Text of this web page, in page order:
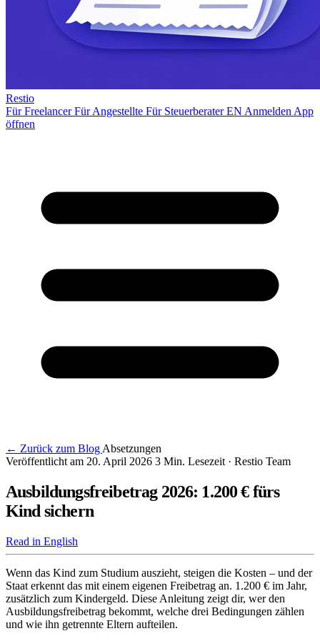
Restio
Für FreelancerFür Angestellte Für SteuerberaterEN Anmelden App
öffnen
← Zurück zum Blog Absetzungen
Veröffentlicht am 20. April 2026 3 Min. Lesezeit · Restio Team
Ausbildungsfreibetrag 2026: 1.200 € fürs
Kind sichern
Read in English
Wenn das Kind zum Studium auszieht, steigen die Kosten – und der
Staat erkennt das mit einem eigenen Freibetrag an. 1.200 € im Jahr,
zusätzlich zum Kindergeld. Diese Anleitung zeigt dir, wer den
Ausbildungsfreibetrag bekommt, welche drei Bedingungen zählen
und wie ihn getrennte Eltern aufteilen.